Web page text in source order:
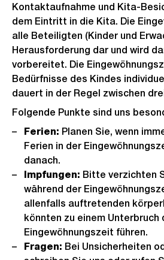
Kontaktaufnahme und Kita-
dem Eintritt in die Kita. Die
alle Beteiligten (Kinder und
Herausforderung dar und wird
vorbereitet. Die
Bedürfnisse des Kindes
dauert in der Regel zwischen
Folgende Punkte sind uns
Ferien: Planen Sie, wenn
Ferien in der
danach.
Impfungen: Bitte verzichten
während der
allenfalls auftretenden
könnten zu einem Unterbruch
Eingewöhnungszeit führen.
Fragen: Bei Unsicherheiten